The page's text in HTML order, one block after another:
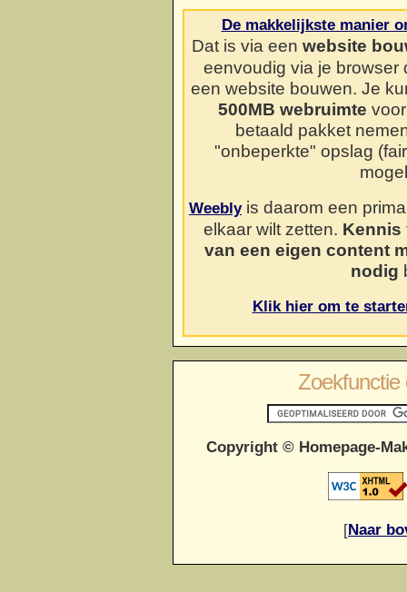
De makkelijkste manier
Dat is via een website
eenvoudig via je
een website bouwen. Je
500MB webruimte
betaald pakket
"onbeperkte" opslag
Weeblyis daarom een
elkaar wilt zetten. Kennis
van een eigen content
nodig
Klik hier om te
Zoekfunctie
Copyright © Homepage-
[Naar